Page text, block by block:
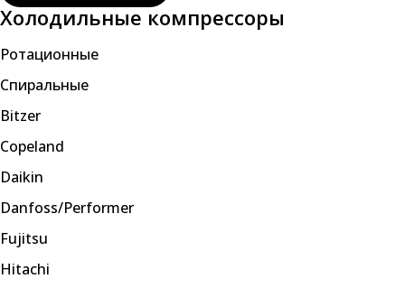
Холодильные компрессоры
Ротационные
Спиральные
Bitzer
Copeland
Daikin
Danfoss/Performer
Fujitsu
Hitachi